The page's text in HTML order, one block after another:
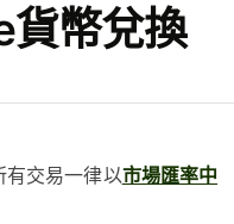
貨幣兌換
有交易一律以市場匯率中